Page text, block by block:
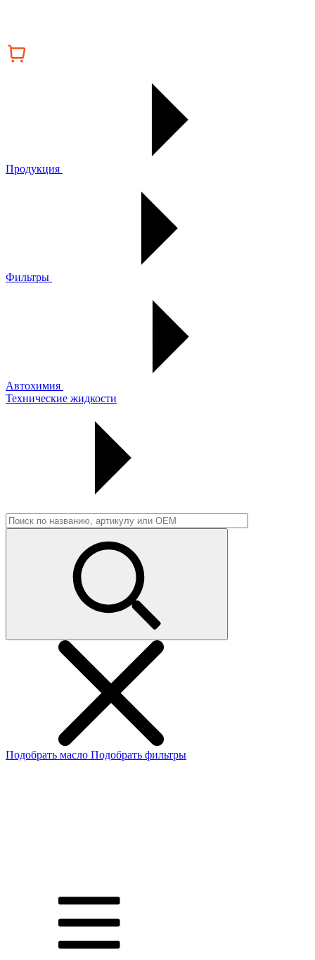
Продукция
Фильтры
Автохимия
Технические жидкости
Подобрать масло Подобрать фильтры